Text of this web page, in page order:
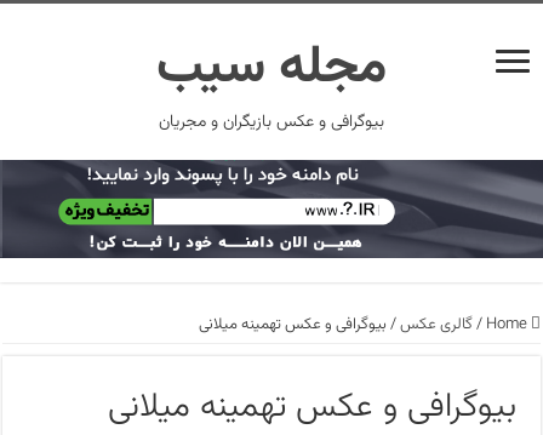
مجله سیب
بیوگرافی و عکس بازیگران و مجریان
Home
/گالری عکس/ بیوگرافی و عکس تهمینه میلانی
بیوگرافی و عکس تهمینه میلانی